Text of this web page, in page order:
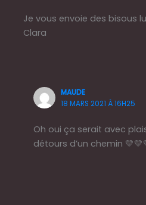
Je vous envoie des bisous
Clara
MAUDE
18 MARS 2021 À 16H25
Oh oui ça serait avec
détours d’un chemin